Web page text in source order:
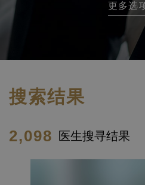
更多选
搜索结果
2,098 医生搜寻结果